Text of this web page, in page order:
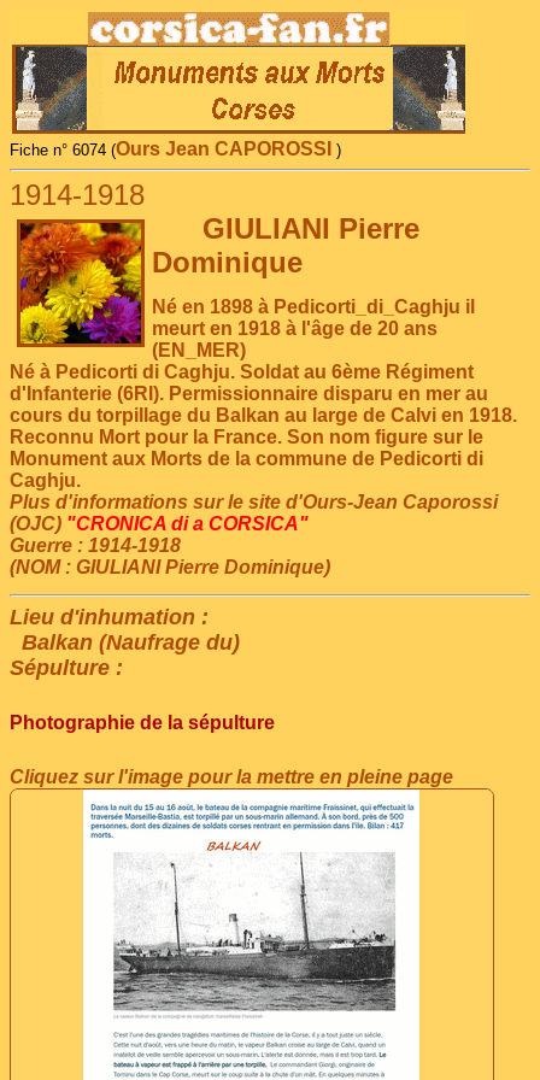
Fiche n° 6074 (Ours Jean CAPOROSSI )
1914-1918
GIULIANI Pierre
Dominique
Né en 1898 à Pedicorti_di_Caghju il
meurt en 1918 à l'âge de 20 ans
(EN_MER)
Né à Pedicorti di Caghju. Soldat au 6ème Régiment
d'Infanterie (6RI). Permissionnaire disparu en mer au
cours du torpillage du Balkan au large de Calvi en 1918.
Reconnu Mort pour la France. Son nom figure sur le
Monument aux Morts de la commune de Pedicorti di
Caghju.
Plus d'informations sur le site d'Ours-Jean Caporossi
(OJC) "CRONICA di a CORSICA"
Guerre : 1914-1918
(NOM : GIULIANI Pierre Dominique)
Lieu d'inhumation :
Balkan (Naufrage du)
Sépulture :
Photographie de la sépulture
Cliquez sur l'image pour la mettre en pleine page